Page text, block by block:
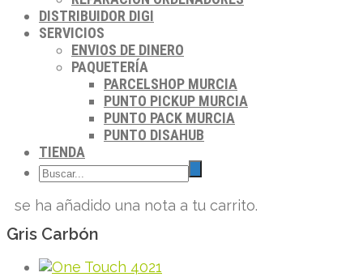
DISTRIBUIDOR DIGI
SERVICIOS
ENVIOS DE DINERO
PAQUETERÍA
PARCELSHOP MURCIA
PUNTO PICKUP MURCIA
PUNTO PACK MURCIA
PUNTO DISAHUB
TIENDA
se ha añadido una nota a tu carrito.
Gris Carbón